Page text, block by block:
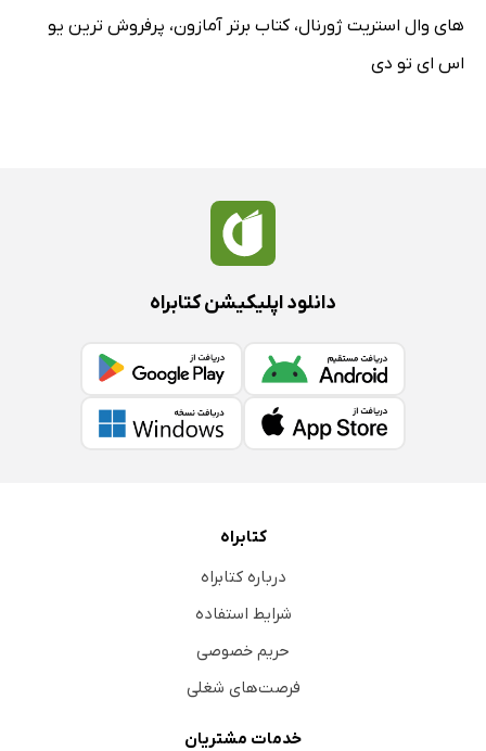
های وال استریت ژورنال،کتاب برتر آمازون، پرفروش ترین یو
اس ای تو دی
دانلود اپلیکیشن کتابراه
کتابراه
درباره کتابراه
شرایط استفاده
حریم خصوصی
فرصت‌های شغلی
خدمات مشتریان